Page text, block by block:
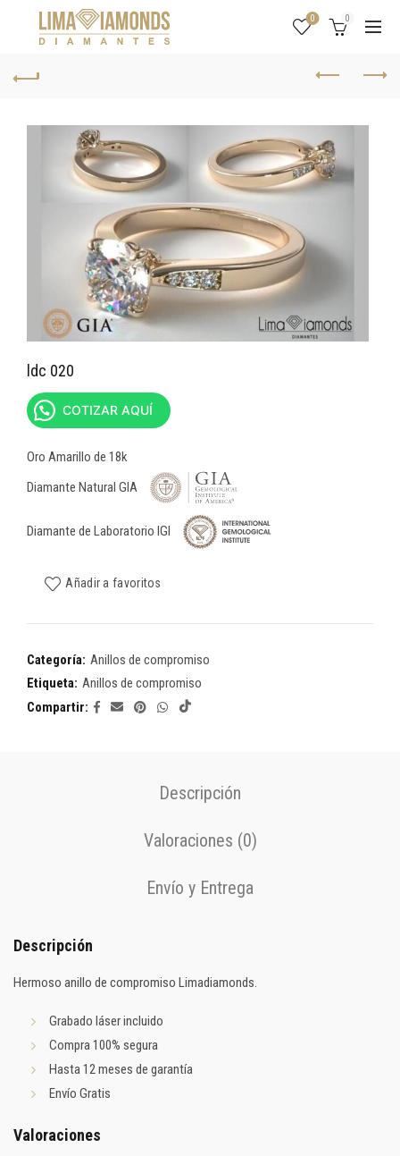
0 0
ldc 020
COTIZAR AQUÍ
Oro Amarillo de 18k
Diamante Natural GIA
Diamante de Laboratorio IGI
Añadir a favoritos
Categoría: Anillos de compromiso
Etiqueta: Anillos de compromiso
Compartir
Descripción
Valoraciones (0)
Envío y Entrega
Descripción
Hermoso anillo de compromiso Limadiamonds.
Grabado láser incluido
Compra 100% segura
Hasta 12 meses de garantía
Envío Gratis
Valoraciones